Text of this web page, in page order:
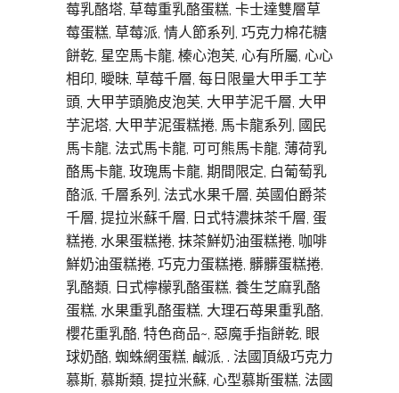
莓乳酪塔, 草莓重乳酪蛋糕, 卡士達雙層草
莓蛋糕, 草莓派, 情人節系列, 巧克力棉花糖
餅乾, 星空馬卡龍, 榛心泡芙, 心有所屬, 心心
相印, 曖昧, 草莓千層, 每日限量大甲手工芋
頭, 大甲芋頭脆皮泡芙, 大甲芋泥千層, 大甲
芋泥塔, 大甲芋泥蛋糕捲, 馬卡龍系列, 國民
馬卡龍, 法式馬卡龍, 可可熊馬卡龍, 薄荷乳
酪馬卡龍, 玫瑰馬卡龍, 期間限定, 白葡萄乳
酪派, 千層系列, 法式水果千層, 英國伯爵茶
千層, 提拉米蘇千層, 日式特濃抹茶千層, 蛋
糕捲, 水果蛋糕捲, 抹茶鮮奶油蛋糕捲, 咖啡
鮮奶油蛋糕捲, 巧克力蛋糕捲, 髒髒蛋糕捲,
乳酪類, 日式檸檬乳酪蛋糕, 養生芝麻乳酪
蛋糕, 水果重乳酪蛋糕, 大理石苺果重乳酪,
櫻花重乳酪, 特色商品~, 惡魔手指餅乾, 眼
球奶酪, 蜘蛛網蛋糕, 鹹派, . 法國頂級巧克力
慕斯, 慕斯類, 提拉米蘇, 心型慕斯蛋糕, 法國